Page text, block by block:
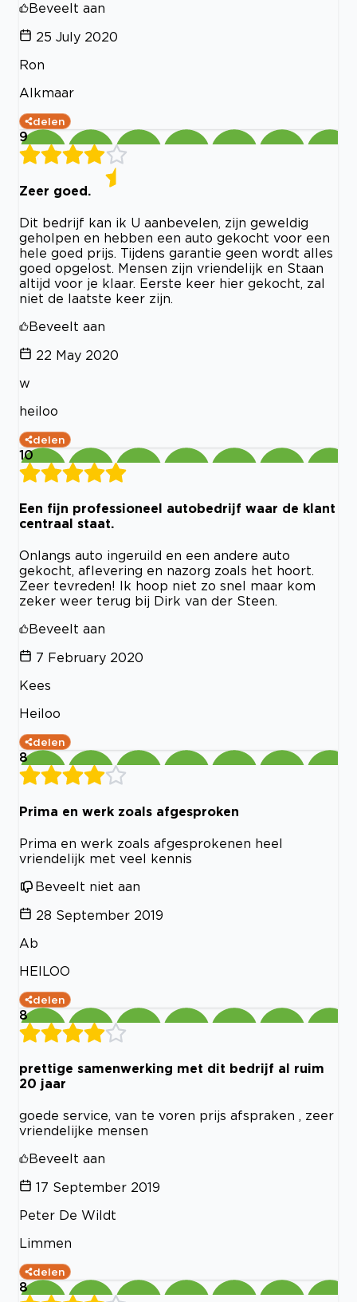
Beveelt aan
25 July 2020
Ron
Alkmaar
delen
9
Zeer goed.
Dit bedrijf kan ik U aanbevelen, zijn geweldig
geholpen en hebben een auto gekocht voor een
hele goed prijs. Tijdens garantie geen wordt alles
goed opgelost. Mensen zijn vriendelijk en Staan
altijd voor je klaar. Eerste keer hier gekocht, zal
niet de laatste keer zijn.
Beveelt aan
22 May 2020
w
heiloo
delen
10
Een fijn professioneel autobedrijf waar de klant
centraal staat.
Onlangs auto ingeruild en een andere auto
gekocht, aflevering en nazorg zoals het hoort.
Zeer tevreden! Ik hoop niet zo snel maar kom
zeker weer terug bij Dirk van der Steen.
Beveelt aan
7 February 2020
Kees
Heiloo
delen
8
Prima en werk zoals afgesproken
Prima en werk zoals afgesprokenen heel
vriendelijk met veel kennis
Beveelt niet aan
28 September 2019
Ab
HEILOO
delen
8
prettige samenwerking met dit bedrijf al ruim
20 jaar
goede service, van te voren prijs afspraken , zeer
vriendelijke mensen
Beveelt aan
17 September 2019
Peter De Wildt
Limmen
delen
8